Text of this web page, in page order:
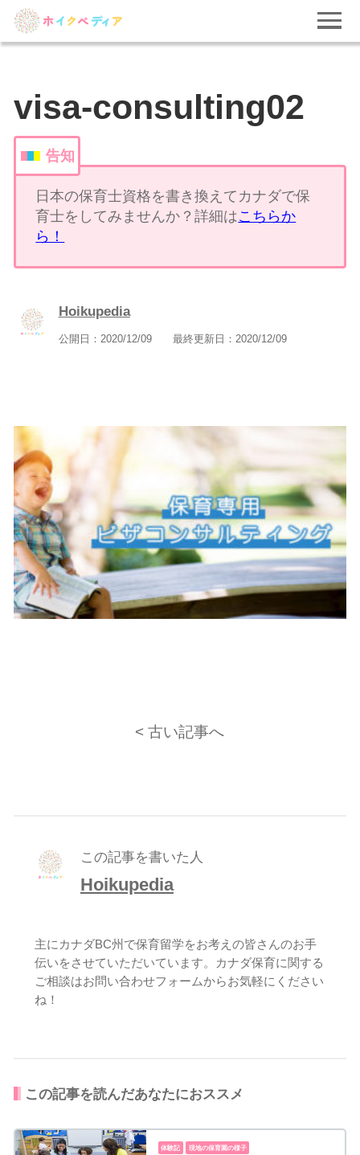
visa-consulting02
告知
日本の保育士資格を書き換えてカナダで保
育士をしてみませんか？詳細はこちらか
ら！
Hoikupedia
公開日： 2020/12/09 最終更新日： 2020/12/09
< 古い記事へ
この記事を書いた人
Hoikupedia
主にカナダBC州で保育留学をお考えの皆さんのお手
伝いをさせていただいています。カナダ保育に関する
ご相談はお問い合わせフォームからお気軽にください
ね！
この記事を読んだあなたにおススメ
体験記 現地の保育園の様子